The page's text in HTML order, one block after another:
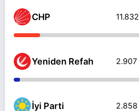
CHP 11.832
Yeniden Refah 2.907
İyi Parti 2.858